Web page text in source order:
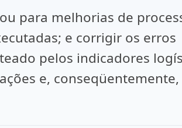
para melhorias de
e corrigir os erros
pelos indicadores
e, conseqüentemente,